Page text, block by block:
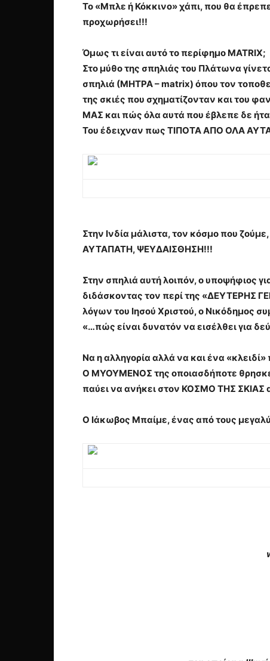
Το «Μπλε ή Κόκκινο» χάπι, που θα
προχωρήσει!!!
Όμως τι είναι αυτό το περίφημο MATRIX;
Στο μύθο της σπηλιάς του Πλάτωνα
σπηλιά (ΜΗΤΡΑ – matrix) όπου τον
της σκιές που σχηματίζονταν και του
ΜΑΣ και πώς όλα αυτά που έβλεπε δε
Του έδειχναν πως ΤΙΠΟΤΑ ΑΠΟ ΟΛΑ
Στην Ινδία μάλιστα, τον κόσμο που
ΑΥΤΑΠΑΤΗ, ΨΕΥΔΑΙΣΘΗΣΗ!!!
Στην σπηλιά αυτή λοιπόν, ο υποψήφιος
διδάσκοντας τον περί της «ΔΕΥΤΕΡΗΣ
λόγων του Ιησού Χριστού, ο Νικόδημος
«…πώς είναι δυνατόν να εισέλθει για
Να η αλληγορία αλλά να και ένα
Ο ΜΥΟΥΜΕΝΟΣ της οποιασδήποτε
παύει να ανήκει στον ΚΟΣΜΟ ΤΗΣ
Ο Ιάκωβος Μπαίμε, ένας από τους